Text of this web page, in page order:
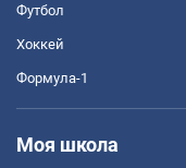
Футбол
Хоккей
Формула-1
Моя школа